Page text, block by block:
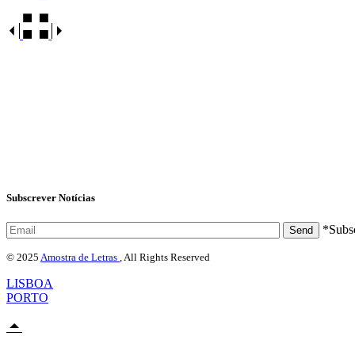
Subscrever Notícias
Send
© 2025 Amostra de Letras , All Rights Reserved
LISBOA
PORTO